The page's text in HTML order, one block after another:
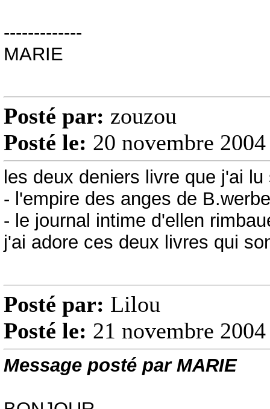
-------------
MARIE
Posté par: zouzou
Posté le: 20 novembre
les deux deniers livre que j'ai lu
- l'empire des anges de
- le journal intime d'ellen
j'ai adore ces deux livres qui
Posté par: Lilou
Posté le: 21 novembre
Message posté par MARIE